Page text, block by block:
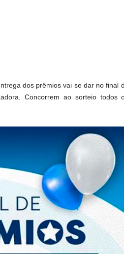
dos prêmios vai se dar no final
Concorrem ao sorteio todos